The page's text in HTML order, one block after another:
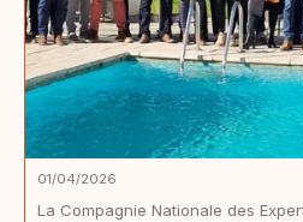
01/04/2026
La Compagnie Nationale des